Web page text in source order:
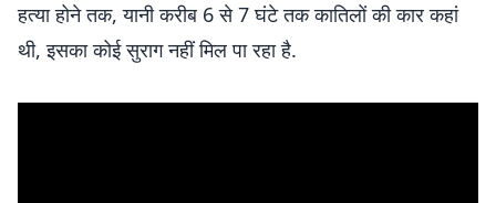
हत्या होने तक, यानी करीब 6 से 7 घंटे तक कातिलों की कार कहां
थी, इसका कोई सुराग नहीं मिल पा रहा है.